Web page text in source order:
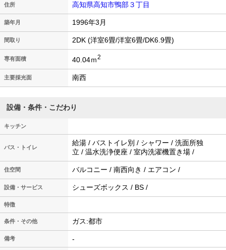
住所 高知県高知市鴨部３丁目
築年月 1996年3月
間取り 2DK (洋室6畳/洋室6畳/DK6.9畳)
専有面積 40.04ｍ2
主要採光面 南西
設備・条件・こだわり
キッチン
バス・トイレ
給湯 / バストイレ別 / シャワー / 洗面所独
立 / 温水洗浄便座 / 室内洗濯機置き場 /
住空間 バルコニー / 南西向き / エアコン /
設備・サービス シューズボックス / BS /
特徴
条件・その他 ガス:都市
備考 -